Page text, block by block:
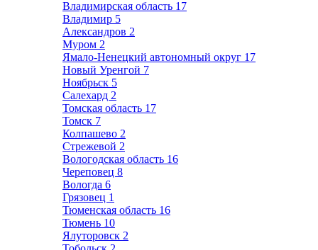
Владимирская область 17
Владимир 5
Александров 2
Муром 2
Ямало-Ненецкий автономный округ 17
Новый Уренгой 7
Ноябрьск 5
Салехард 2
Томская область 17
Томск 7
Колпашево 2
Стрежевой 2
Вологодская область 16
Череповец 8
Вологда 6
Грязовец 1
Тюменская область 16
Тюмень 10
Ялуторовск 2